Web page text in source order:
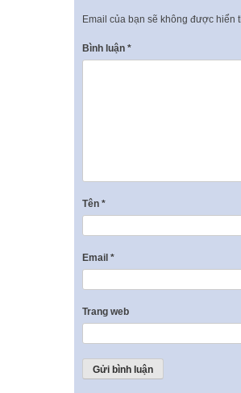
Email của bạn sẽ không được hiển
Bình luận *
Tên *
Email *
Trang web